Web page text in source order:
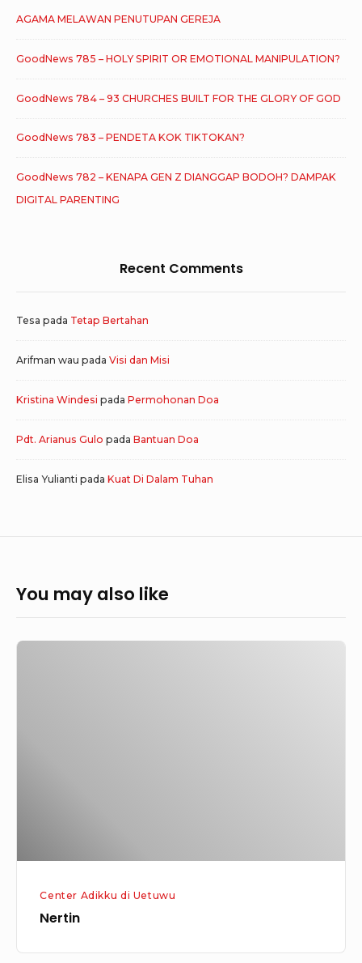
AGAMA MELAWAN PENUTUPAN GEREJA
GoodNews 785 – HOLY SPIRIT OR EMOTIONAL MANIPULATION?
GoodNews 784 – 93 CHURCHES BUILT FOR THE GLORY OF GOD
GoodNews 783 – PENDETA KOK TIKTOKAN?
GoodNews 782 – KENAPA GEN Z DIANGGAP BODOH? DAMPAK
DIGITAL PARENTING
Recent Comments
Tesa pada Tetap Bertahan
Arifman wau pada Visi dan Misi
Kristina Windesi pada Permohonan Doa
Pdt. Arianus Gulo pada Bantuan Doa
Elisa Yulianti pada Kuat Di Dalam Tuhan
You may also like
Center Adikku di Uetuwu
Nertin